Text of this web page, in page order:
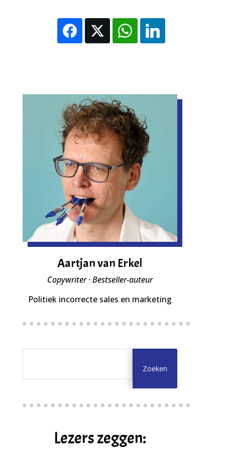
Aartjan van Erkel
Copywriter · Bestseller-auteur
Politiek incorrecte sales en marketing
Lezers zeggen: